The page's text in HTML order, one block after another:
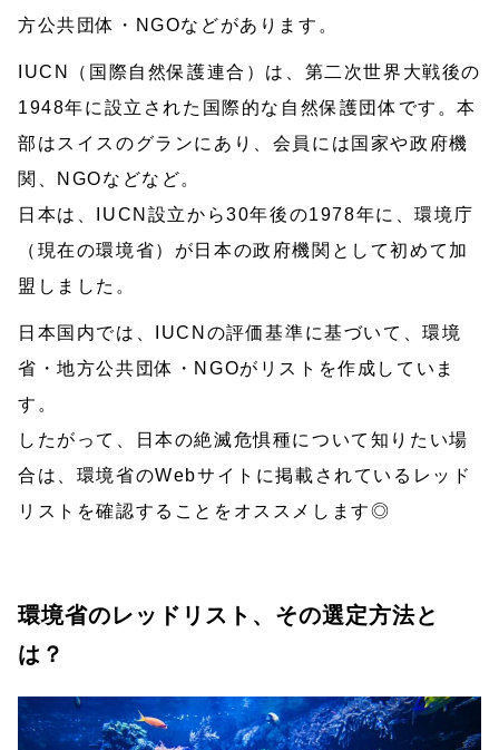
方公共団体・NGOなどがあります。
IUCN（国際自然保護連合）は、第二次世界大戦後の
1948年に設立された国際的な自然保護団体です。本
部はスイスのグランにあり、会員には国家や政府機
関、NGOなどなど。
日本は、IUCN設立から30年後の1978年に、環境庁
（現在の環境省）が日本の政府機関として初めて加
盟しました。
日本国内では、IUCNの評価基準に基づいて、環境
省・地方公共団体・NGOがリストを作成していま
す。
したがって、日本の絶滅危惧種について知りたい場
合は、環境省のWebサイトに掲載されているレッド
リストを確認することをオススメします◎
環境省のレッドリスト、その選定方法と
は？